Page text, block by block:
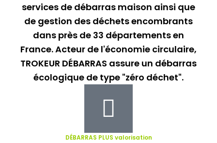
services de débarras maison ainsi que
de gestion des déchets encombrants
dans près de 33 départements en
France. Acteur de l'économie circulaire,
TROKEUR DÉBARRAS assure un débarras
écologique de type "zéro déchet".
DÉBARRAS PLUS valorisation